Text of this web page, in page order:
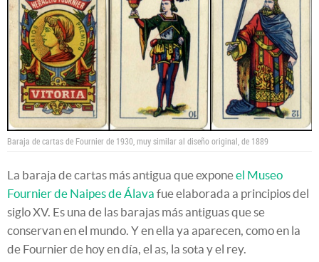
Baraja de cartas de Fournier de 1930, muy similar al diseño original, de 1889
La baraja de cartas más antigua que exponeel Museo
Fournier de Naipes de Álava fue elaborada a principios del
siglo XV. Es una de las barajas más antiguas que se
conservan en el mundo. Y en ella ya aparecen, como en la
de Fournier de hoy en día, el as, la sota y el rey.